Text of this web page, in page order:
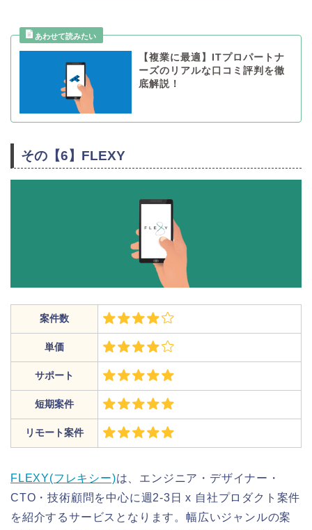
【複業に最適】ITプロパートナ
ーズのリアルな口コミ評判を徹
底解説！
その【6】FLEXY
案件数
単価
サポート
短期案件
リモート案件
FLEXY(フレキシー)は、エンジニア・デザイナー・
CTO・技術顧問を中心に週2-3日 x 自社プロダクト案件
を紹介するサービスとなります。幅広いジャンルの案